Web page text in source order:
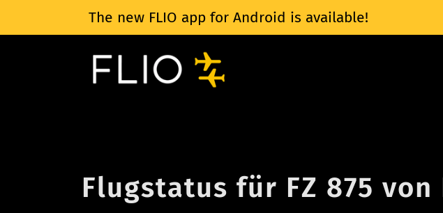
The new FLIO app for Android is available!
Flugstatus für FZ 875 von